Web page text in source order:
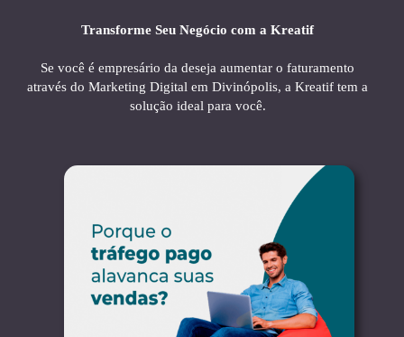
Transforme Seu Negócio com a Kreatif
Se você é empresário da deseja aumentar o faturamento
através do Marketing Digital em Divinópolis, a Kreatif tem a
solução ideal para você.